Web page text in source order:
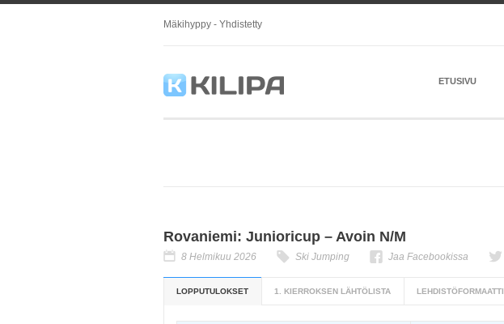
Mäkihyppy - Yhdistetty
ETUSIVU
Rovaniemi: Junioricup – Avoin N/M
8 Helmikuu 2026 Ski Jumping Jaa Facebookissa
LOPPUTULOKSET 1. KIERROKSEN LÄHTÖLISTA LEHDISTÖFORMAATTI